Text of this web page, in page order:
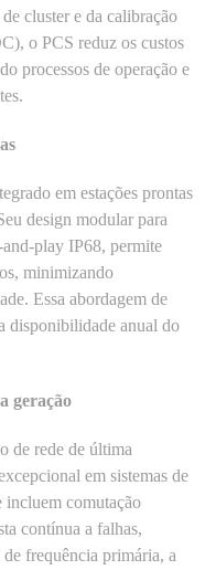
cluster e da calibração
o PCS reduz os custos
processos de operação e
em estações prontas
design modular para
play IP68, permite
minimizando
Essa abordagem de
disponibilidade anual do
geração
de rede de última
em sistemas de
incluem comutação
contínua a falhas,
de frequência primária, a